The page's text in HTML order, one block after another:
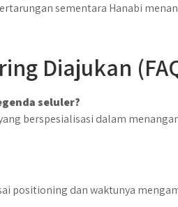
sementara Hanabi
Diajukan
seluler?
berspesialisasi dalam
positioning dan waktunya